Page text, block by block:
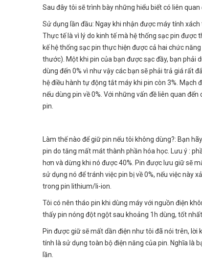
Sau đây tôi sẽ trình bày những hiểu biết có liên
Sử dụng lần đầu: Ngay khi nhận được máy tính
Thực tế là vì lý do kinh tế mà hệ thống sạc pin được
kế hệ thống sạc pin thực hiện được cả hai chức
thước). Một khi pin của bạn được sạc đầy, bạn phải
dùng đến 0% vì như vậy các bạn sẽ phải trả giá rất
hệ điều hành tự động tắt máy khi pin còn 3%.
nếu dùng pin về 0%. Với những vấn đề liên quan
pin.
Làm thế nào để giữ pin nếu tôi không dùng?: Bạn
pin do tăng mất mát thành phần hóa học. Lưu ý :
hơn và dừng khi nó được 40%. Pin được lưu giữ sẽ
sử dụng nó để tránh việc pin bị về 0%, nếu việc này
trong pin lithium/li-ion.
Tôi có nên tháo pin khi dùng máy với nguồn điện
thấy pin nóng đột ngột sau khoảng 1h dùng, tốt
Pin được giữ sẽ mất dần điện như tôi đã nói trên,
tính là sử dụng toàn bộ điện năng của pin. Nghĩa là
lần.